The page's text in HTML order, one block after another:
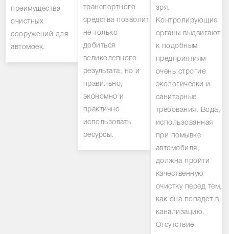
преимущества
очистных
сооружений для
автомоек.
транспортного
средства позволит
не только
добиться
великолепного
результата, но и
правильно,
экономно и
практично
использовать
ресурсы.
зря.
Контролирующие
органы выдвигают
к подобным
предприятиям
очень строгие
экологически и
санитарные
требования. Вода,
использованная
при помывке
автомобиля,
должна пройти
качественную
очистку перед тем,
как она попадет в
канализацию.
Отсутствие